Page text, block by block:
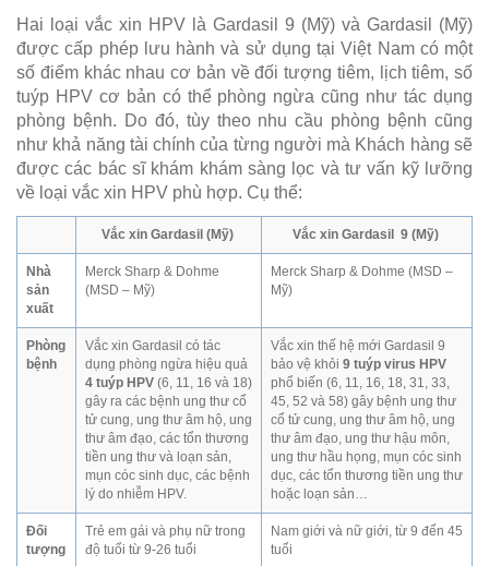
Hai loại vắc xin HPV là Gardasil 9 (Mỹ) và Gardasil (Mỹ)
được cấp phép lưu hành và sử dụng tại Việt Nam có một
số điểm khác nhau cơ bản về đối tượng tiêm, lịch tiêm, số
tuýp HPV cơ bản có thể phòng ngừa cũng như tác dụng
phòng bệnh. Do đó, tùy theo nhu cầu phòng bệnh cũng
như khả năng tài chính của từng người mà Khách hàng sẽ
được các bác sĩ khám khám sàng lọc và tư vấn kỹ lưỡng
về loại vắc xin HPV phù hợp. Cụ thể:
Vắc xin Gardasil (Mỹ) Vắc xin Gardasil 9 (Mỹ)
Nhà
sản
xuất
Merck Sharp & Dohme
(MSD – Mỹ)
Merck Sharp & Dohme (MSD –
Mỹ)
Phòng
bệnh
Vắc xin Gardasil có tác
dụng phòng ngừa hiệu quả
4 tuýp HPV (6, 11, 16 và 18)
gây ra các bệnh ung thư cổ
tử cung, ung thư âm hộ, ung
thư âm đạo, các tổn thương
tiền ung thư và loạn sản,
mụn cóc sinh dục, các bệnh
lý do nhiễm HPV.
Vắc xin thế hệ mới Gardasil 9
bảo vệ khỏi 9 tuýp virus HPV
phổ biến (6, 11, 16, 18, 31, 33,
45, 52 và 58) gây bệnh ung thư
cổ tử cung, ung thư âm hộ, ung
thư âm đạo, ung thư hậu môn,
ung thư hầu họng, mụn cóc sinh
dục, các tổn thương tiền ung thư
hoặc loạn sản…
Đối
tượng
Trẻ em gái và phụ nữ trong
độ tuổi từ 9-26 tuổi
Nam giới và nữ giới, từ 9 đến 45
tuổi